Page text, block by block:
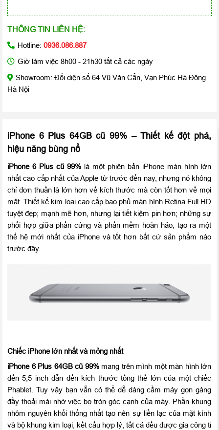
THÔNG TIN LIÊN HỆ:
Hotline: 0936.086.887
Giờ làm việc 8h00 - 21h30 tất cả các ngày
Showroom: Đối diện số 64 Vũ Văn Cẩn, Vạn Phúc Hà Đông
Hà Nội
iPhone 6 Plus 64GB cũ 99% – Thiết kế đột phá,
hiệu năng bùng nổ
iPhone 6 Plus cũ 99% là một phiên bản iPhone màn hình lớn
nhất cao cấp nhất của Apple từ trước đến nay, nhưng nó không
chỉ đơn thuần là lớn hơn về kích thước mà còn tốt hơn về mọi
mặt. Thiết kế kim loại cao cấp bao phủ màn hình Retina Full HD
tuyệt đẹp; mạnh mẽ hơn, nhưng lại tiết kiệm pin hơn; những sự
phối hợp giữa phần cứng và phần mềm hoàn hảo, tạo ra một
thế hệ mới nhất của iPhone và tốt hơn bất cứ sản phẩm nào
trước đây.
Chiếc iPhone lớn nhất và mỏng nhất
iPhone 6 Plus 64GB cũ 99% mang trên mình một màn hình lớn
đến 5,5 inch dẫn đến kích thước tổng thể lớn của một chiếc
Phablet. Tuy vậy bạn vẫn có thể dễ dàng cầm máy gọn gàng
đầy thoải mái nhờ việc bo tròn góc cạnh của máy. Phần khung
nhôm nguyên khối thống nhất tạo nên sự liền lạc của mặt kính
và bộ khung kim loại, kết cấu hợp lý, tất cả đều được gia công tỉ